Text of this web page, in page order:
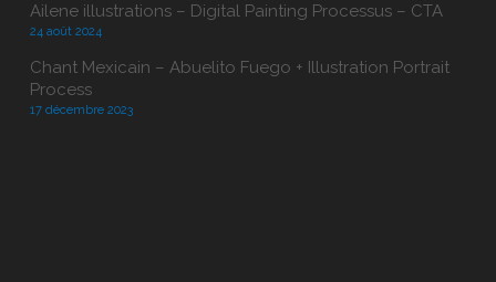
Ailene illustrations – Digital Painting Processus – CTA
24 août 2024
Chant Mexicain – Abuelito Fuego + Illustration Portrait
Process
17 décembre 2023